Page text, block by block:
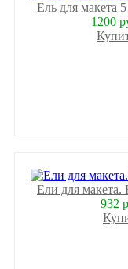
Ель для макета
1200
Ели для макета.
932